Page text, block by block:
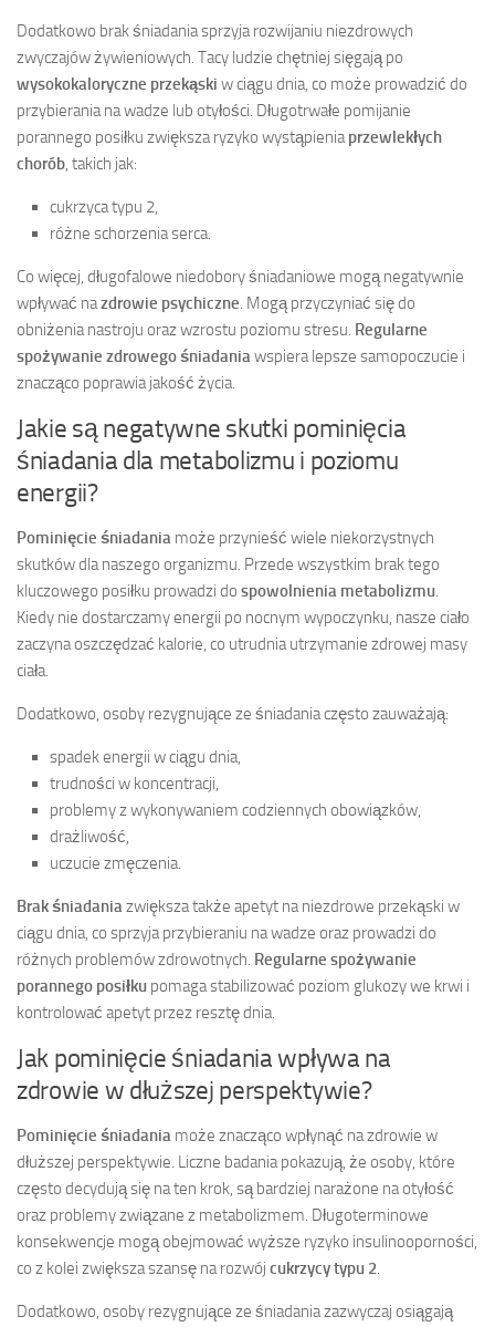
Dodatkowo brak śniadania sprzyja rozwijaniu niezdrowych
zwyczajów żywieniowych. Tacy ludzie chętniej sięgają po
wysokokaloryczne przekąski w ciągu dnia, co może prowadzić do
przybierania na wadze lub otyłości. Długotrwałe pomijanie
porannego posiłku zwiększa ryzyko wystąpieniaprzewlekłych
chorób, takich jak:
cukrzyca typu 2,
różne schorzenia serca.
Co więcej, długofalowe niedobory śniadaniowe mogą negatywnie
wpływać nazdrowie psychiczne. Mogą przyczyniać się do
obniżenia nastroju oraz wzrostu poziomu stresu. Regularne
spożywanie zdrowego śniadaniawspiera lepsze samopoczucie i
znacząco poprawia jakość życia.
Jakie są negatywne skutki pominięcia
śniadania dla metabolizmu i poziomu
energii?
Pominięcie śniadania może przynieść wiele niekorzystnych
skutków dla naszego organizmu. Przede wszystkim brak tego
kluczowego posiłku prowadzi do spowolnienia metabolizmu.
Kiedy nie dostarczamy energii po nocnym wypoczynku, nasze ciało
zaczyna oszczędzać kalorie, co utrudnia utrzymanie zdrowej masy
ciała.
Dodatkowo, osoby rezygnujące ze śniadania często zauważają:
spadek energii w ciągu dnia,
trudności w koncentracji,
problemy z wykonywaniem codziennych obowiązków,
drażliwość,
uczucie zmęczenia.
Brak śniadaniazwiększa także apetyt na niezdrowe przekąski w
ciągu dnia, co sprzyja przybieraniu na wadze oraz prowadzi do
różnych problemów zdrowotnych. Regularne spożywanie
porannego posiłku pomaga stabilizować poziom glukozy we krwi i
kontrolować apetyt przez resztę dnia.
Jak pominięcie śniadania wpływa na
zdrowie w dłuższej perspektywie?
Pominięcie śniadania może znacząco wpłynąć na zdrowie w
dłuższej perspektywie. Liczne badania pokazują, że osoby, które
często decydują się na ten krok, są bardziej narażone na otyłość
oraz problemy związane z metabolizmem. Długoterminowe
konsekwencje mogą obejmować wyższe ryzyko insulinooporności,
co z kolei zwiększa szansę na rozwój cukrzycy typu 2.
Dodatkowo, osoby rezygnujące ze śniadania zazwyczaj osiągają